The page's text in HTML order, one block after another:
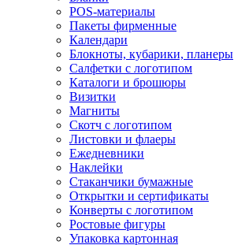
POS-материалы
Пакеты фирменные
Календари
Блокноты, кубарики, планеры
Салфетки с логотипом
Каталоги и брошюры
Визитки
Магниты
Скотч с логотипом
Листовки и флаеры
Ежедневники
Наклейки
Стаканчики бумажные
Открытки и сертификаты
Конверты с логотипом
Ростовые фигуры
Упаковка картонная